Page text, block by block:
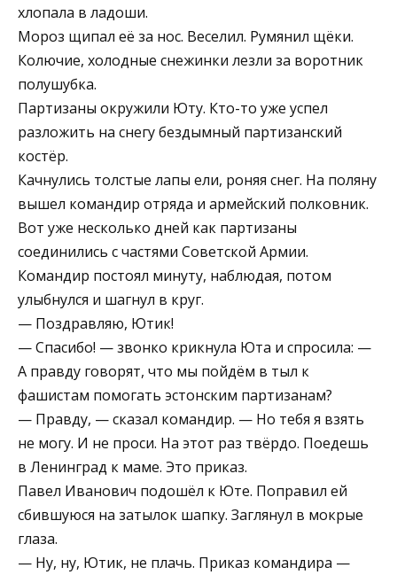
хлопала в ладоши.
Мороз щипал её за нос. Веселил. Румянил щёки.
Колючие, холодные снежинки лезли за воротник
полушубка.
Партизаны окружили Юту. Кто-то уже успел
разложить на снегу бездымный партизанский
костёр.
Качнулись толстые лапы ели, роняя снег. На поляну
вышел командир отряда и армейский полковник.
Вот уже несколько дней как партизаны
соединились с частями Советской Армии.
Командир постоял минуту, наблюдая, потом
улыбнулся и шагнул в круг.
— Поздравляю, Ютик!
— Спасибо! — звонко крикнула Юта и спросила: —
А правду говорят, что мы пойдём в тыл к
фашистам помогать эстонским партизанам?
— Правду, — сказал командир. — Но тебя я взять
не могу. И не проси. На этот раз твёрдо. Поедешь
в Ленинград к маме. Это приказ.
Павел Иванович подошёл к Юте. Поправил ей
сбившуюся на затылок шапку. Заглянул в мокрые
глаза.
— Ну, ну, Ютик, не плачь. Приказ командира —